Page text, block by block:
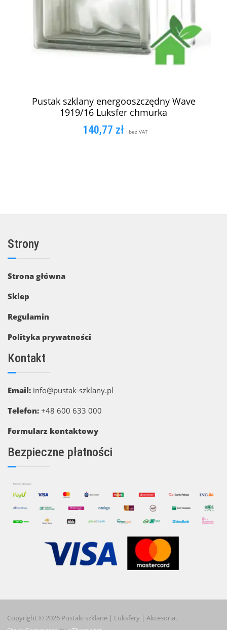
Pustak szklany energooszczędny Wave
1919/16 Luksfer chmurka
140,77 zł bez VAT
Strony
Strona główna
Sklep
Regulamin
Polityka prywatności
Kontakt
Email: info@pustak-szklany.pl
Telefon: +48 600 633 000
Formularz kontaktowy
Bezpieczne płatności
Copyright © 2026 Pustaki szklane | Luksfery | Akcesoria.